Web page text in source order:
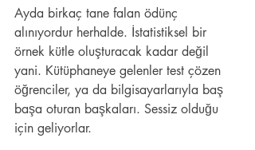
Ayda birkaç tane falan ödünç
alınıyordur herhalde. İstatistiksel bir
örnek kütle oluşturacak kadar değil
yani. Kütüphaneye gelenler test çözen
öğrenciler, ya da bilgisayarlarıyla baş
başa oturan başkaları. Sessiz olduğu
için geliyorlar.